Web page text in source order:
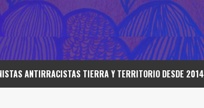
ANTIRRACISTAS TIERRA Y TERRITORIO DESDE 2014